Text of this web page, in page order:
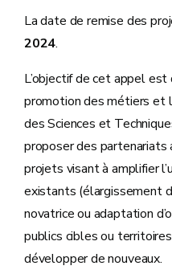
La date de remise des
2024.
L’objectif de cet appel
promotion des métiers et
des Sciences et
proposer des
projets visant à amplifier
existants (élargissement
novatrice ou adaptation
publics cibles ou
développer de nouveaux.